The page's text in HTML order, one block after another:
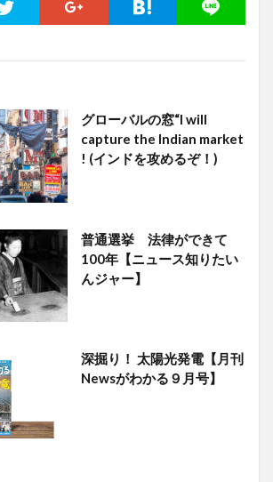
グローバルの窓“I will
capture the Indian market
! (インドを攻めるぞ！)
普通選挙 法律ができて
100年【ニュース知りたい
んジャー】
深掘り！ 太陽光発電【月刊
Newsがわかる９月号】